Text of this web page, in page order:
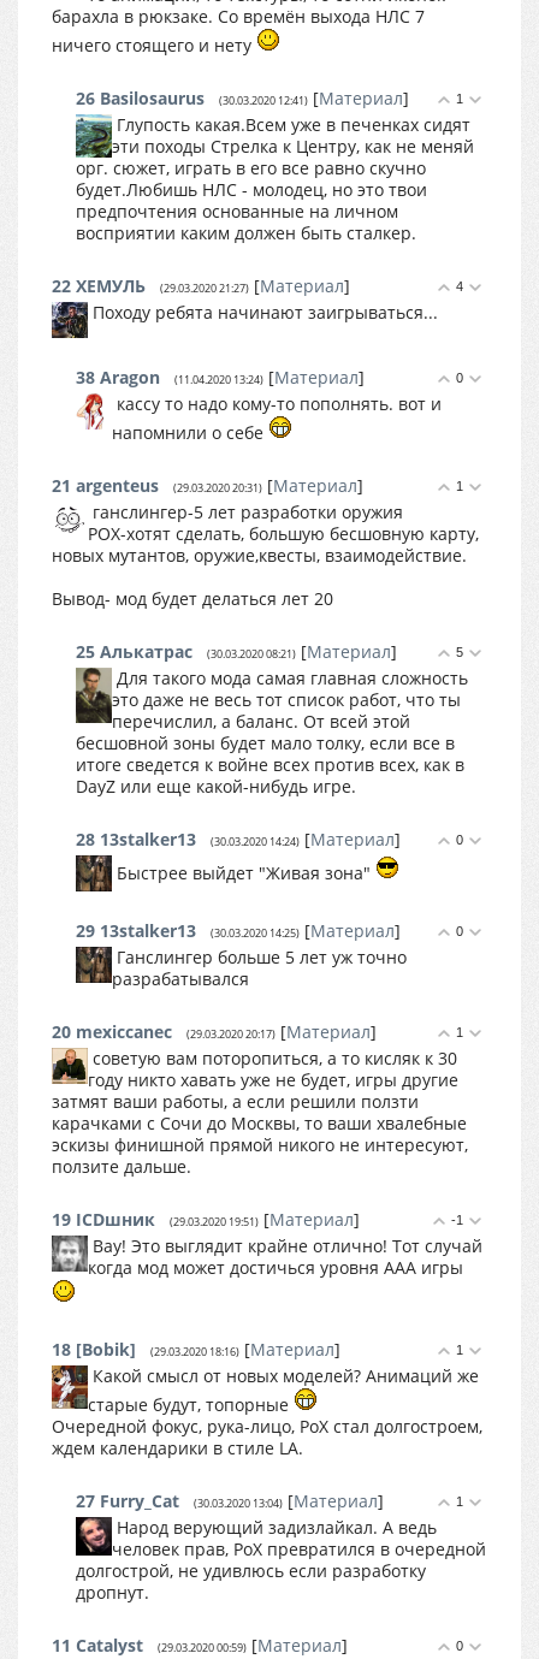
барахла в рюкзаке. Со времён выхода НЛС 7
ничего стоящего и нету
1
26 Basilosaurus (30.03.2020 12:41) [Материал]
Глупость какая.Всем уже в печенках сидят
эти походы Стрелка к Центру, как не меняй
орг. сюжет, играть в его все равно скучно
будет.Любишь НЛС - молодец, но это твои
предпочтения основанные на личном
восприятии каким должен быть сталкер.
4
22 ХЕМУЛЬ (29.03.2020 21:27) [Материал]
Походу ребята начинают заигрываться...
0
38 Aragon (11.04.2020 13:24) [Материал]
кассу то надо кому-то пополнять. вот и
напомнили о себе
1
21 argenteus (29.03.2020 20:31) [Материал]
ганслингер-5 лет разработки оружия
РОХ-хотят сделать, большую бесшовную карту,
новых мутантов, оружие,квесты, взаимодействие.
Вывод- мод будет делаться лет 20
5
25 Алькатрас (30.03.2020 08:21) [Материал]
Для такого мода самая главная сложность
это даже не весь тот список работ, что ты
перечислил, а баланс. От всей этой
бесшовной зоны будет мало толку, если все в
итоге сведется к войне всех против всех, как в
DayZ или еще какой-нибудь игре.
0
28 13stalker13 (30.03.2020 14:24) [Материал]
Быстрее выйдет "Живая зона"
0
29 13stalker13 (30.03.2020 14:25) [Материал]
Ганслингер больше 5 лет уж точно
разрабатывался
1
20 mexiccanec (29.03.2020 20:17) [Материал]
советую вам поторопиться, а то кисляк к 30
году никто хавать уже не будет, игры другие
затмят ваши работы, а если решили ползти
карачками с Сочи до Москвы, то ваши хвалебные
эскизы финишной прямой никого не интересуют,
ползите дальше.
-1
19 ICDшник (29.03.2020 19:51) [Материал]
Вау! Это выглядит крайне отлично! Тот случай
когда мод может достичься уровня ААА игры
1
18 [Bobik] (29.03.2020 18:16) [Материал]
Какой смысл от новых моделей? Анимаций же
старые будут, топорные
Очередной фокус, рука-лицо, РоХ стал долгостроем,
ждем календарики в стиле LA.
1
27 Furry_Cat (30.03.2020 13:04) [Материал]
Народ верующий задизлайкал. А ведь
человек прав, РоХ превратился в очередной
долгострой, не удивлюсь если разработку
дропнут.
0
11 Catalyst (29.03.2020 00:59) [Материал]